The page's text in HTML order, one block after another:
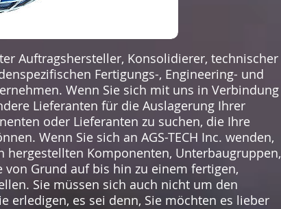
Auftragshersteller, Konsolidierer, technischer
Fertigungs-, Engineering- und
Wenn Sie sich mit uns in Verbindung
Lieferanten für die Auslagerung Ihrer
oder Lieferanten zu suchen, die Ihre
Wenn Sie sich an AGS-TECH Inc. wenden,
hergestellten Komponenten, Unterbaugruppen,
Grund auf bis hin zu einem fertigen,
Sie müssen sich auch nicht um den
erledigen, es sei denn, Sie möchten es lieber